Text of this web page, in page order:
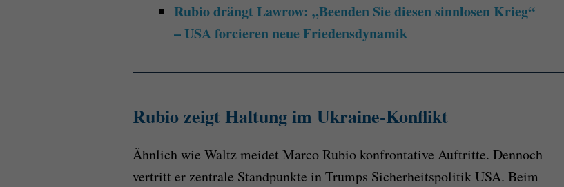
Rubio drängt Lawrow: „Beenden Sie diesen sinnlosen Krieg“
– USA forcieren neue Friedensdynamik
Rubio zeigt Haltung im Ukraine-Konflikt
Ähnlich wie Waltz meidet Marco Rubio konfrontative Auftritte. Dennoch
vertritt er zentrale Standpunkte in Trumps Sicherheitspolitik USA. Beim